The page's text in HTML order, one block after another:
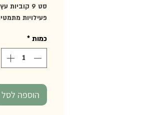
פעילויות
מהווה תחליף
מידות הקובייה: 8*8*8 ס"מ.
מומלץ מגיל 4 ומעלה
כמות *
הוספה לסל